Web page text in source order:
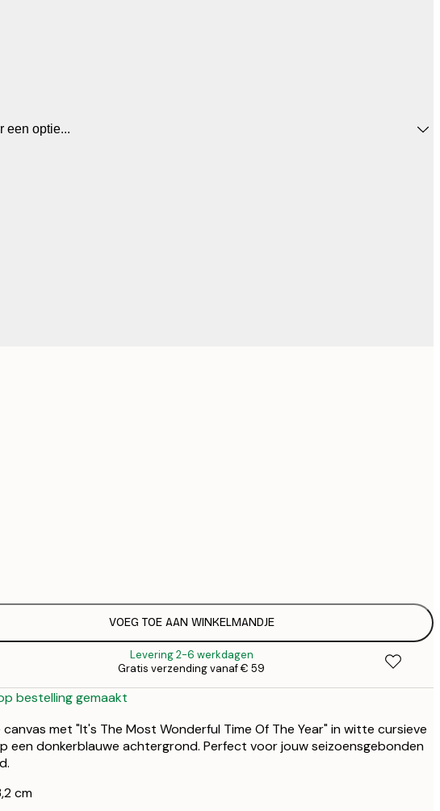
een optie...
VOEG TOE AAN WINKELMANDJE
Levering 2-6 werkdagen
Gratis verzending vanaf € 59
bestelling gemaakt
canvas met "It's The Most Wonderful Time Of The Year" in witte cursieve
een donkerblauwe achtergrond. Perfect voor jouw seizoensgebonden
cm